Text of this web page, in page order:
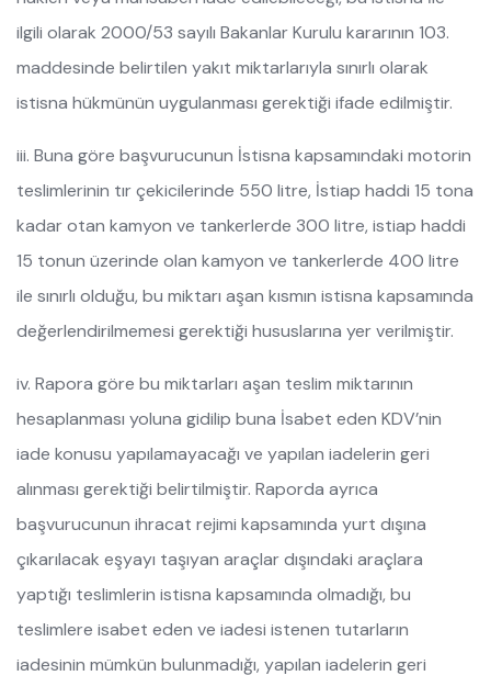
ilgili olarak 2000/53 sayılı Bakanlar Kurulu kararının 103.
maddesinde belirtilen yakıt miktarlarıyla sınırlı olarak
istisna hükmünün uygulanması gerektiği ifade edilmiştir.
iii. Buna göre başvurucunun İstisna kapsamındaki motorin
teslimlerinin tır çekicilerinde 550 litre, İstiap haddi 15 tona
kadar otan kamyon ve tankerlerde 300 litre, istiap haddi
15 tonun üzerinde olan kamyon ve tankerlerde 400 litre
ile sınırlı olduğu, bu miktarı aşan kısmın istisna kapsamında
değerlendirilmemesi gerektiği hususlarına yer verilmiştir.
iv. Rapora göre bu miktarları aşan teslim miktarının
hesaplanması yoluna gidilip buna İsabet eden KDV’nin
iade konusu yapılamayacağı ve yapılan iadelerin geri
alınması gerektiği belirtilmiştir. Raporda ayrıca
başvurucunun ihracat rejimi kapsamında yurt dışına
çıkarılacak eşyayı taşıyan araçlar dışındaki araçlara
yaptığı teslimlerin istisna kapsamında olmadığı, bu
teslimlere isabet eden ve iadesi istenen tutarların
iadesinin mümkün bulunmadığı, yapılan iadelerin geri